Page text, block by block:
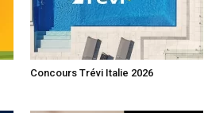
Concours Trévi Italie 2026